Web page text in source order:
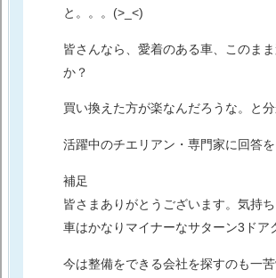
と。。。(>_<)
皆さんなら、愛着のある車、このま
か？
買い換えた方が楽なんだろうな。と
活躍中のチエリアン・専門家に回答
補足
皆さまありがとうございます。気持
車はかなりマイナーなサターン3ドア
今は整備をできる会社を探すのも一